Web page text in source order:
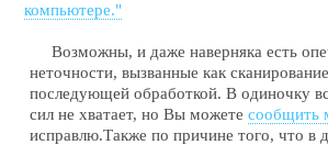
компьютере."
Возможны, и даже наверняка есть
неточности, вызванные как
последующей обработкой. В одиночку
сил не хватает, но Вы можетесообщить
исправлю.Также по причине того, что в